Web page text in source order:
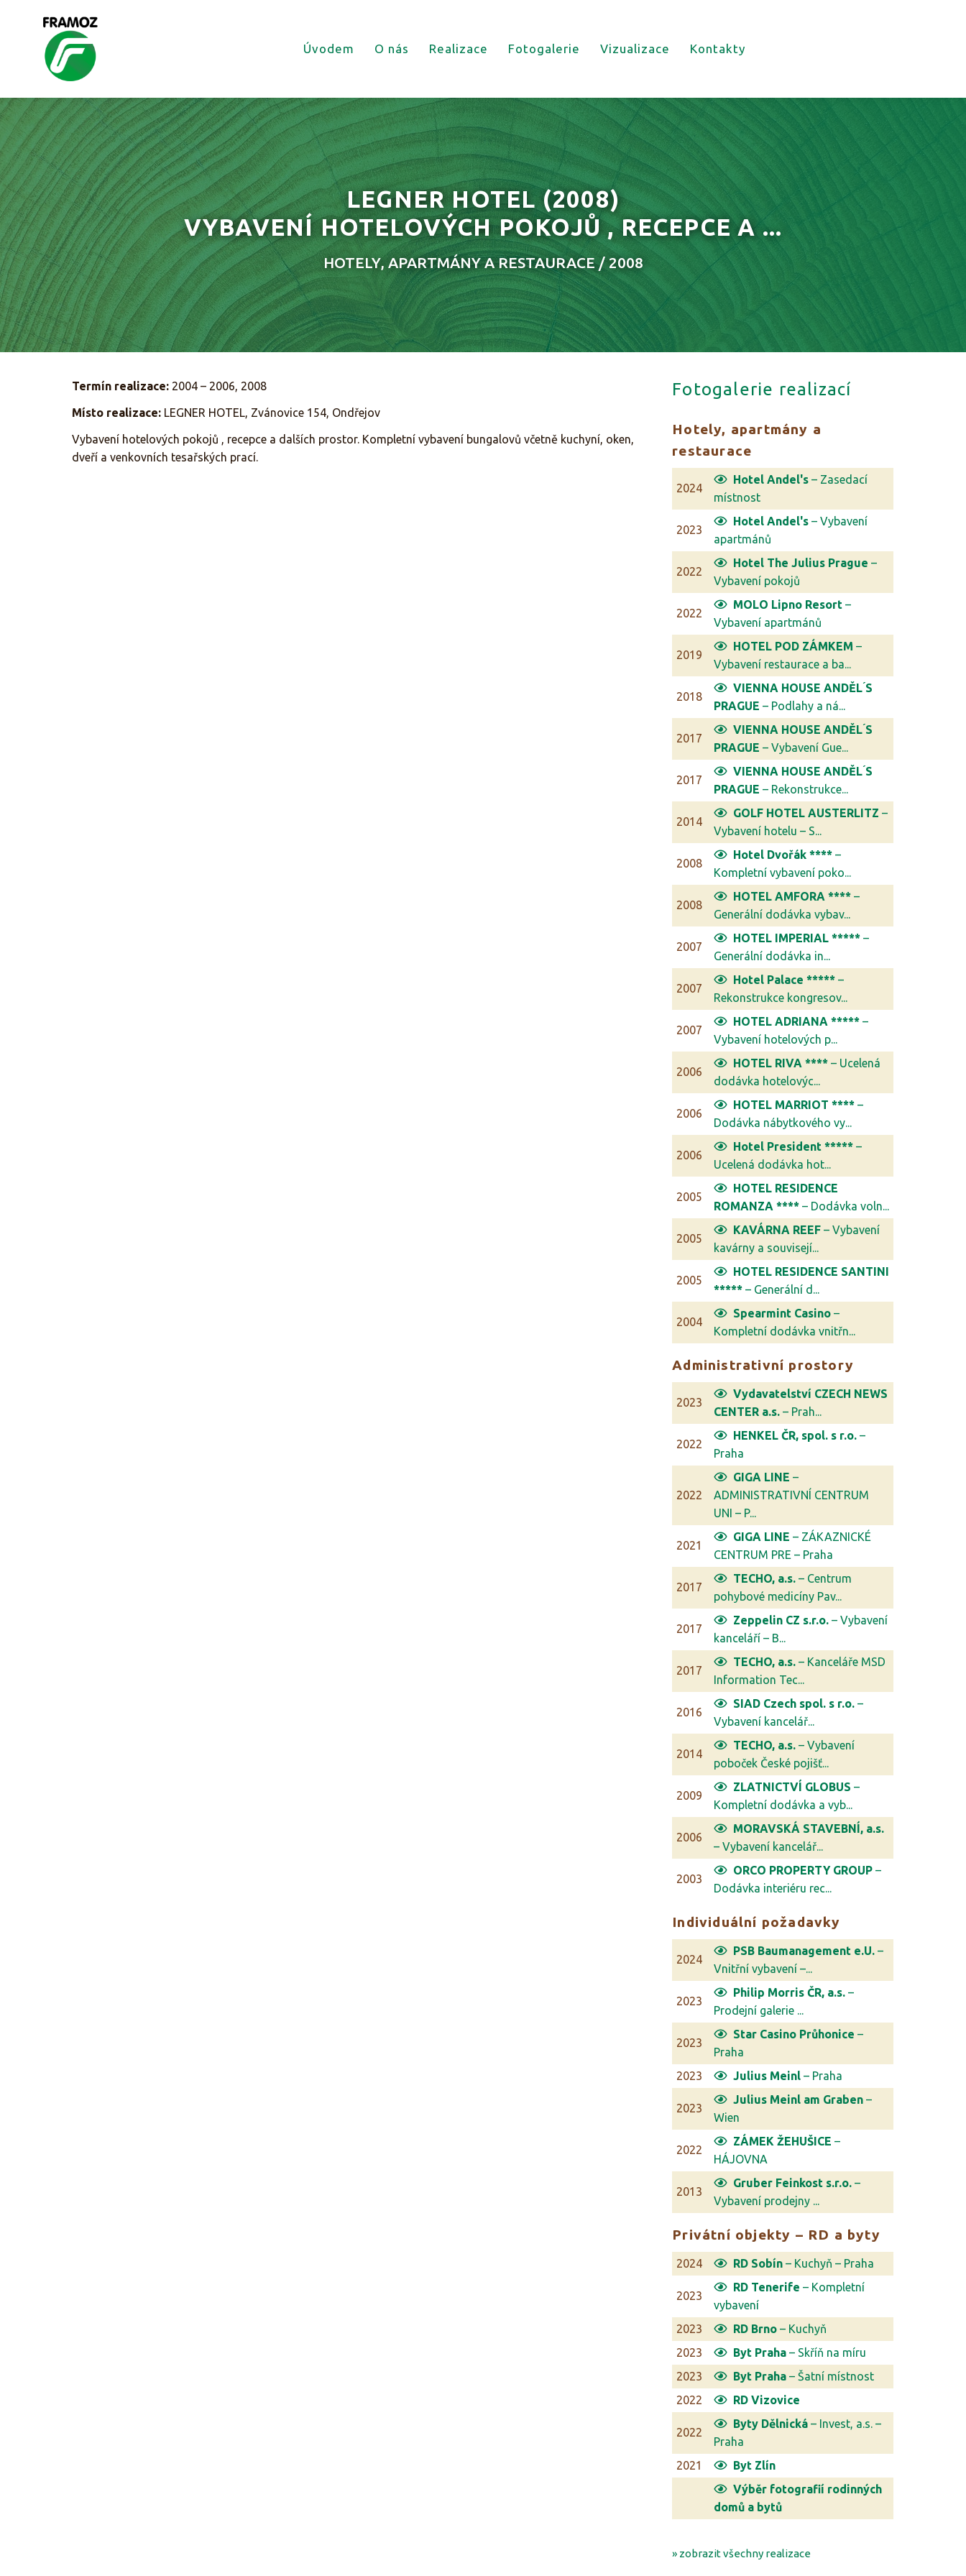
Úvodem O nás Realizace Fotogalerie Vizualizace Kontakty
LEGNER HOTEL (2008)
VYBAVENÍ HOTELOVÝCH POKOJŮ , RECEPCE A ...
HOTELY, APARTMÁNY A RESTAURACE / 2008
Termín realizace: 2004 – 2006, 2008
Místo realizace: LEGNER HOTEL, Zvánovice 154, Ondřejov
Vybavení hotelových pokojů , recepce a dalších prostor. Kompletní vybavení bungalovů včetně kuchyní, oken,
dveří a venkovních tesařských prací.
Fotogalerie realizací
Hotely, apartmány a
restaurace
2024
Hotel Andel's – Zasedací
místnost
2023
Hotel Andel's – Vybavení
apartmánů
2022
Hotel The Julius Prague –
Vybavení pokojů
2022
MOLO Lipno Resort –
Vybavení apartmánů
2019
HOTEL POD ZÁMKEM –
Vybavení restaurace a ba...
2018
VIENNA HOUSE ANDĚL ́S
PRAGUE – Podlahy a ná...
2017
VIENNA HOUSE ANDĚL ́S
PRAGUE – Vybavení Gue...
2017
VIENNA HOUSE ANDĚL ́S
PRAGUE – Rekonstrukce...
2014
GOLF HOTEL AUSTERLITZ –
Vybavení hotelu – S...
2008
Hotel Dvořák **** –
Kompletní vybavení poko...
2008
HOTEL AMFORA **** –
Generální dodávka vybav...
2007
HOTEL IMPERIAL ***** –
Generální dodávka in...
2007
Hotel Palace ***** –
Rekonstrukce kongresov...
2007
HOTEL ADRIANA ***** –
Vybavení hotelových p...
2006
HOTEL RIVA **** – Ucelená
dodávka hotelovýc...
2006
HOTEL MARRIOT **** –
Dodávka nábytkového vy...
2006
Hotel President ***** –
Ucelená dodávka hot...
2005
HOTEL RESIDENCE
ROMANZA **** – Dodávka voln...
2005
KAVÁRNA REEF – Vybavení
kavárny a souvisejí...
2005
HOTEL RESIDENCE SANTINI
***** – Generální d...
2004
Spearmint Casino –
Kompletní dodávka vnitřn...
Administrativní prostory
2023
Vydavatelství CZECH NEWS
CENTER a.s. – Prah...
2022
HENKEL ČR, spol. s r.o. –
Praha
2022
GIGA LINE –
ADMINISTRATIVNÍ CENTRUM
UNI – P...
2021
GIGA LINE – ZÁKAZNICKÉ
CENTRUM PRE – Praha
2017
TECHO, a.s. – Centrum
pohybové medicíny Pav...
2017
Zeppelin CZ s.r.o. – Vybavení
kanceláří – B...
2017
TECHO, a.s. – Kanceláře MSD
Information Tec...
2016
SIAD Czech spol. s r.o. –
Vybavení kancelář...
2014
TECHO, a.s. – Vybavení
poboček České pojišť...
2009
ZLATNICTVÍ GLOBUS –
Kompletní dodávka a vyb...
2006
MORAVSKÁ STAVEBNÍ, a.s.
– Vybavení kancelář...
2003
ORCO PROPERTY GROUP –
Dodávka interiéru rec...
Individuální požadavky
2024
PSB Baumanagement e.U. –
Vnitřní vybavení –...
2023
Philip Morris ČR, a.s. –
Prodejní galerie ...
2023
Star Casino Průhonice –
Praha
2023
Julius Meinl – Praha
2023
Julius Meinl am Graben –
Wien
2022
ZÁMEK ŽEHUŠICE –
HÁJOVNA
2013
Gruber Feinkost s.r.o. –
Vybavení prodejny ...
Privátní objekty – RD a byty
2024 RD Sobín – Kuchyň – Praha
2023
RD Tenerife – Kompletní
vybavení
2023
RD Brno – Kuchyň
2023
Byt Praha – Skříň na míru
2023
Byt Praha – Šatní místnost
2022
RD Vizovice
2022
Byty Dělnická – Invest, a.s. –
Praha
2021
Byt Zlín
Výběr fotografií rodinných
domů a bytů
» zobrazit všechny realizace